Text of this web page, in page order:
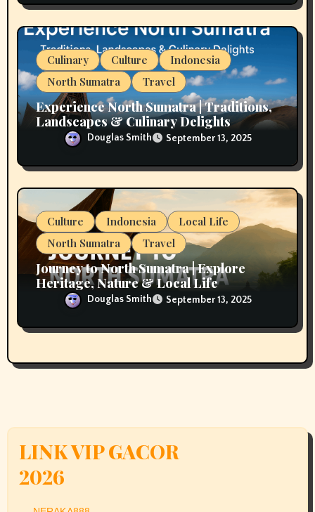
Culinary Culture
Indonesia
North Sumatra
Travel
Experience North Sumatra | Traditions,
Landscapes & Culinary Delights
Douglas Smith September 13, 2025
Culture Indonesia
Local Life
North Sumatra
Travel
Journey to North Sumatra | Explore
Heritage, Nature & Local Life
Douglas Smith September 13, 2025
LINK VIP GACOR
2026